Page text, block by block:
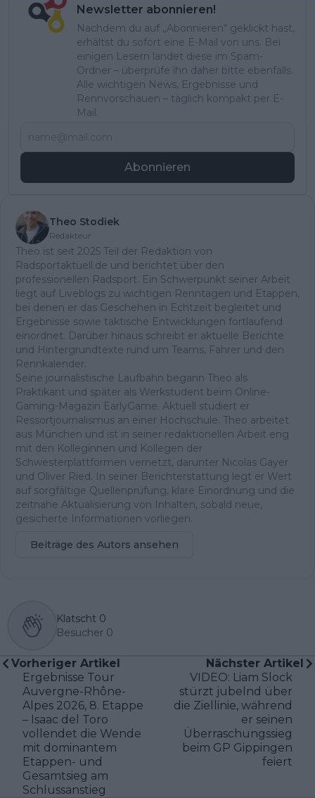
Newsletter abonnieren!
Nachdem du auf „Abonnieren“ geklickt hast,
erhältst du sofort eine E-Mail von uns. Bei
einigen Lesern landet diese im Spam-
Ordner – überprüfe ihn daher bitte ebenfalls.
Alle wichtigen News, Ergebnisse und
Rennvorschauen – täglich kompakt per E-
Mail.
Abonnieren
Theo Stodiek
Redakteur
Theo ist seit 2025 Teil der Redaktion von
Radsportaktuell.de und berichtet über den
professionellen Radsport. Ein Schwerpunkt seiner Arbeit
liegt auf Liveblogs zu wichtigen Renntagen und Etappen,
bei denen er das Geschehen in Echtzeit begleitet und
Ergebnisse sowie taktische Entwicklungen fortlaufend
einordnet. Darüber hinaus schreibt er aktuelle Berichte
und Hintergrundtexte rund um Teams, Fahrer und den
Rennkalender.
Seine journalistische Laufbahn begann Theo als
Praktikant und später als Werkstudent beim Online-
Gaming-Magazin EarlyGame. Aktuell studiert er
Ressortjournalismus an einer Hochschule. Theo arbeitet
aus München und ist in seiner redaktionellen Arbeit eng
mit den Kolleginnen und Kollegen der
Schwesterplattformen vernetzt, darunter Nicolas Gayer
und Oliver Ried. In seiner Berichterstattung legt er Wert
auf sorgfältige Quellenprüfung, klare Einordnung und die
zeitnahe Aktualisierung von Inhalten, sobald neue,
gesicherte Informationen vorliegen.
Beiträge des Autors ansehen
Klatscht 0
Besucher 0
Vorheriger Artikel
Ergebnisse Tour
Auvergne-Rhône-
Alpes 2026, 8. Etappe
– Isaac del Toro
vollendet die Wende
mit dominantem
Etappen- und
Gesamtsieg am
Schlussanstieg
Nächster Artikel
VIDEO: Liam Slock
stürzt jubelnd über
die Ziellinie, während
er seinen
Überraschungssieg
beim GP Gippingen
feiert